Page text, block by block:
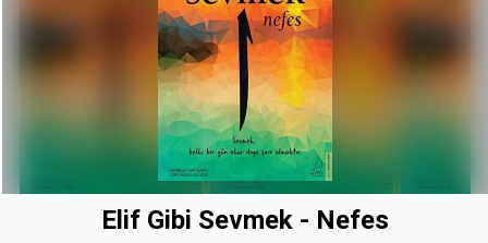
Elif Gibi Sevmek - Nefes